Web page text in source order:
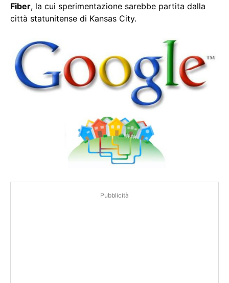
Fiber, la cui sperimentazione sarebbe partita dalla
città statunitense di Kansas City.
Pubblicità